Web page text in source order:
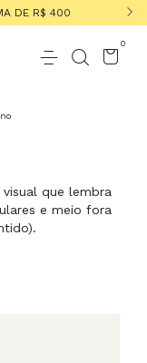
DE R$ 400
0
que lembra
e meio fora